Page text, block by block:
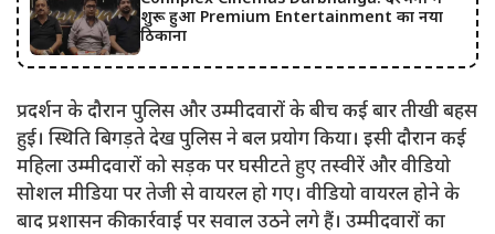
शुरू हुआ Premium Entertainment का नया
ठिकाना
प्रदर्शन के दौरान पुलिस और उम्मीदवारों के बीच कई बार तीखी बहस
हुई। स्थिति बिगड़ते देख पुलिस ने बल प्रयोग किया। इसी दौरान कई
महिला उम्मीदवारों को सड़क पर घसीटते हुए तस्वीरें और वीडियो
सोशल मीडिया पर तेजी से वायरल हो गए। वीडियो वायरल होने के
बाद प्रशासन की कार्रवाई पर सवाल उठने लगे हैं। उम्मीदवारों का